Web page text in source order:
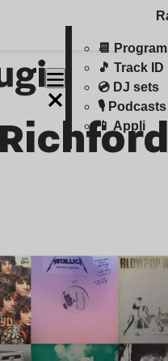
📆
🎵 Track ID
💿 DJ sets
🎙️ Podcasts
📱 Appli